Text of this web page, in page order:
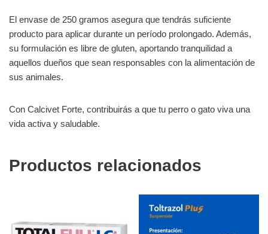
El envase de 250 gramos asegura que tendrás suficiente
producto para aplicar durante un período prolongado. Además,
su formulación es libre de gluten, aportando tranquilidad a
aquellos dueños que sean responsables con la alimentación de
sus animales.
Con Calcivet Forte, contribuirás a que tu perro o gato viva una
vida activa y saludable.
Productos relacionados